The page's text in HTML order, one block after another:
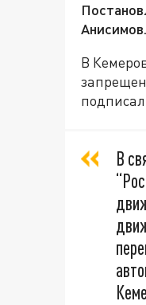
Анисимов.
В
В